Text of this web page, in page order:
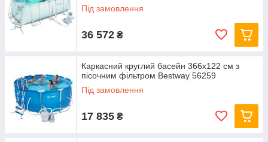
Під замовлення
36 572 ₴
Каркасний круглий басейн 366x122 см з
пісочним фільтром Bestway 56259
Під замовлення
17 835 ₴